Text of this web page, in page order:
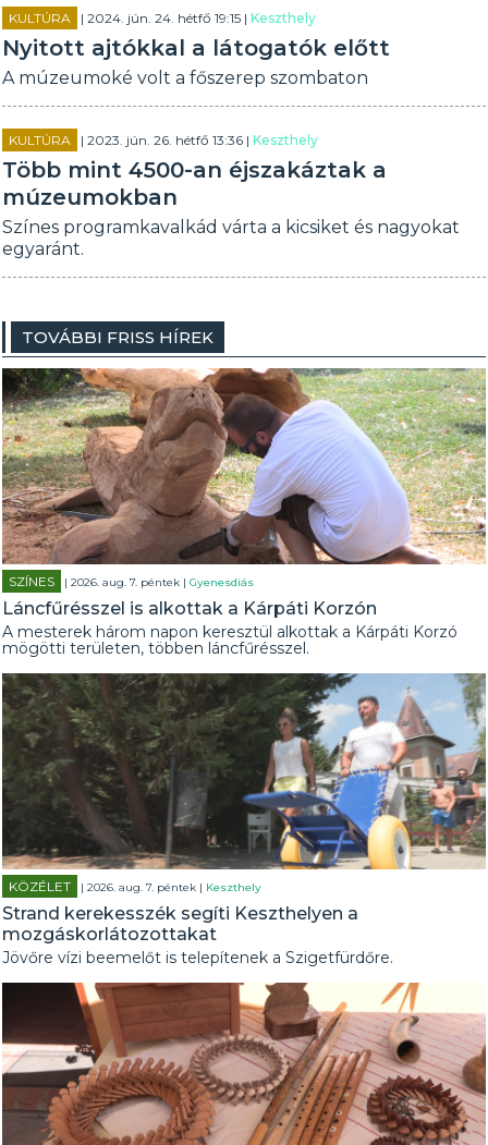
KULTÚRA | 2024. jún. 24. hétfő 19:15 |Keszthely
Nyitott ajtókkal a látogatók előtt
A múzeumoké volt a főszerep szombaton
KULTÚRA | 2023. jún. 26. hétfő 13:36 |Keszthely
Több mint 4500-an éjszakáztak a
múzeumokban
Színes programkavalkád várta a kicsiket és nagyokat
egyaránt.
TOVÁBBI FRISS HÍREK
SZÍNES | 2026. aug. 7. péntek |Gyenesdiás
Láncfűrésszel is alkottak a Kárpáti Korzón
A mesterek három napon keresztül alkottak a Kárpáti Korzó
mögötti területen, többen láncfűrésszel.
KÖZÉLET | 2026. aug. 7. péntek | Keszthely
Strand kerekesszék segíti Keszthelyen a
mozgáskorlátozottakat
Jövőre vízi beemelőt is telepítenek a Szigetfürdőre.